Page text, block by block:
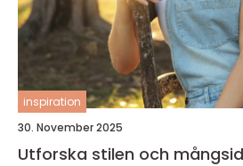
inspiration
30. November 2025
Utforska stilen och